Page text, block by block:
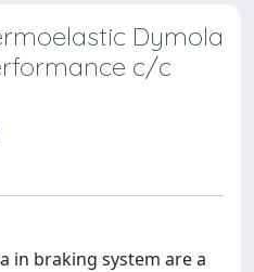
Dymola
c/c
in braking system are a